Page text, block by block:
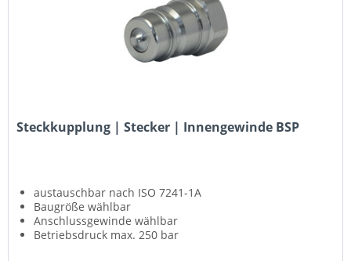
Steckkupplung | Stecker | Innengewinde BSP
austauschbar nach ISO 7241-1A
Baugröße wählbar
Anschlussgewinde wählbar
Betriebsdruck max. 250 bar